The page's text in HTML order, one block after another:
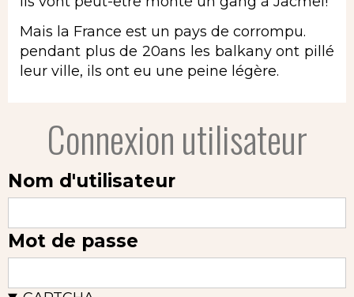
Mais la France est un pays de corrompu.
pendant plus de 20ans les balkany ont pillé
leur ville, ils ont eu une peine légère.
Connexion utilisateur
Nom d'utilisateur
Mot de passe